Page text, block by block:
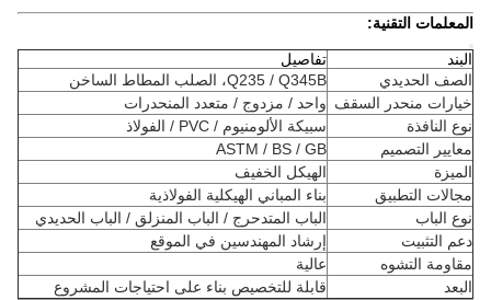
المعلمات التقنية:
البند
تفاصيل
الصف الحديدي
Q235 / Q345B، الصلب المطاط الساخن
خيارات منحدر السقف واحد / مزدوج / متعدد المنحدرات
نوع النافذة
سبيكة الألومنيوم / PVC / الفولاذ
معايير التصميم
ASTM / BS / GB
الميزة
الهيكل الخفيف
مجالات التطبيق
بناء المباني الهيكلية الفولاذية
نوع الباب
الباب المتدحرج / الباب المنزلق / الباب الحديدي
دعم التثبيت
إرشاد المهندسين في الموقع
مقاومة التشوه
عالية
البعد
قابلة للتخصيص بناء على احتياجات المشروع